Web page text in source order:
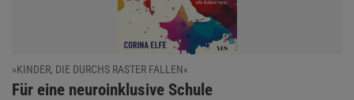
»KINDER, DIE DURCHS RASTER FALLEN«
:
Für eine neuroinklusive Schule